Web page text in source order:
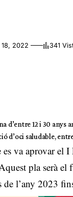
2022 341
d’entre 12 i 30
d’oci saludable,
va aprovar el
pla serà el
l’any 2023